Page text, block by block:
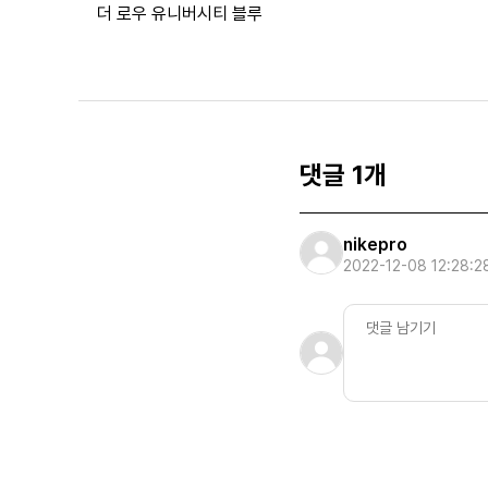
더 로우 유니버시티 블루
댓글 1개
nikepro
2022-12-08